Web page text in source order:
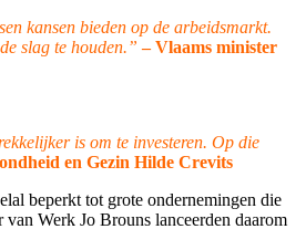
kansen bieden op de arbeidsmarkt.
slag te houden.” – Vlaams minister
is om te investeren. Op die
en Gezin Hilde Crevits
beperkt tot grote ondernemingen die
Werk Jo Brouns lanceerden daarom